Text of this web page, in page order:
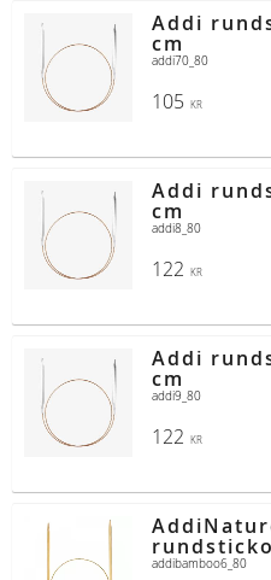
Addi
cm
addi70_80
105 KR
Addi
cm
addi8_80
122 KR
Addi
cm
addi9_80
122 KR
addibamboo6_80